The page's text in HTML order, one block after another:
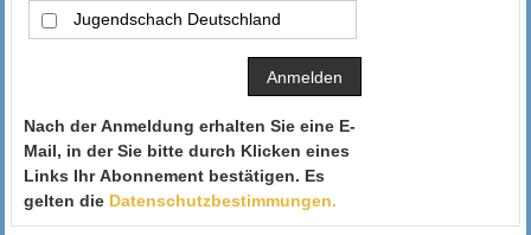
Jugendschach Deutschland
Nach der Anmeldung erhalten Sie eine E-
Mail, in der Sie bitte durch Klicken eines
Links Ihr Abonnement bestätigen. Es
gelten die Datenschutzbestimmungen.